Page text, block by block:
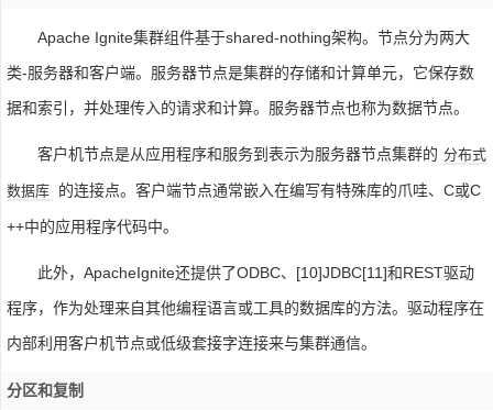
Apache Ignite集群组件基于shared-nothing架构。节点分为两大
类-服务器和客户端。服务器节点是集群的存储和计算单元，它保存数
据和索引，并处理传入的请求和计算。服务器节点也称为数据节点。
客户机节点是从应用程序和服务到表示为服务器节点集群的 分布式
数据库 的连接点。客户端节点通常嵌入在编写有特殊库的爪哇、C或C
++中的应用程序代码中。
此外，ApacheIgnite还提供了ODBC、[10]JDBC[11]和REST驱动
程序，作为处理来自其他编程语言或工具的数据库的方法。驱动程序在
内部利用客户机节点或低级套接字连接来与集群通信。
分区和复制